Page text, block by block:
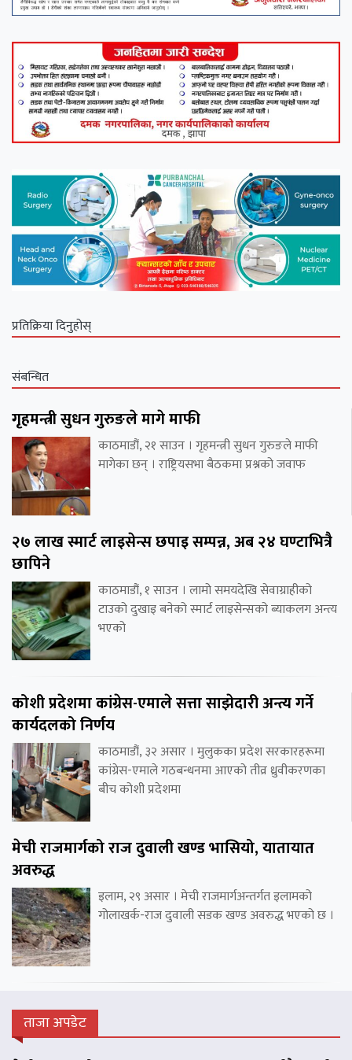
प्रतिक्रिया दिनुहोस्
संबन्धित
गृहमन्त्री सुधन गुरुङले मागे माफी
काठमाडौं, २१ साउन । गृहमन्त्री सुधन गुरुङले माफी
मागेका छन् । राष्ट्रियसभा बैठकमा प्रश्नको जवाफ
२७ लाख स्मार्ट लाइसेन्स छपाइ सम्पन्न, अब २४ घण्टाभित्रै
छापिने
काठमाडौं, १ साउन । लामो समयदेखि सेवाग्राहीको
टाउको दुखाइ बनेको स्मार्ट लाइसेन्सको ब्याकलग अन्त्य
भएको
कोशी प्रदेशमा कांग्रेस-एमाले सत्ता साझेदारी अन्त्य गर्ने
कार्यदलको निर्णय
काठमाडौं, ३२ असार । मुलुकका प्रदेश सरकारहरूमा
कांग्रेस-एमाले गठबन्धनमा आएको तीव्र ध्रुवीकरणका
बीच कोशी प्रदेशमा
मेची राजमार्गको राज दुवाली खण्ड भासियो, यातायात
अवरुद्ध
इलाम, २९ असार । मेची राजमार्गअन्तर्गत इलामको
गोलाखर्क-राज दुवाली सडक खण्ड अवरुद्ध भएको छ ।
ताजा अपडेट